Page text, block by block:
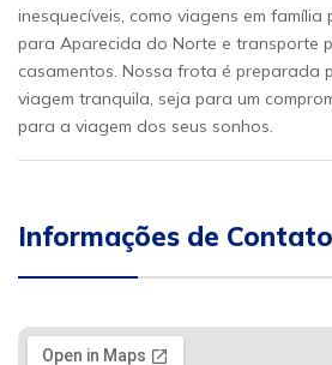
inesquecíveis, como viagens em
para Aparecida do Norte e transporte
casamentos. Nossa frota é preparada
viagem tranquila, seja para um
para a viagem dos seus sonhos.
Informações de Contato